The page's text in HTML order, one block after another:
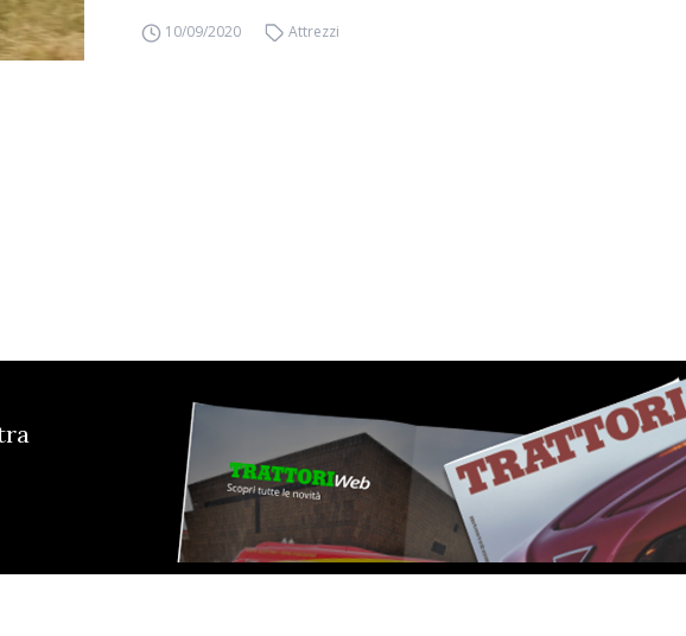
10/09/2020 Attrezzi